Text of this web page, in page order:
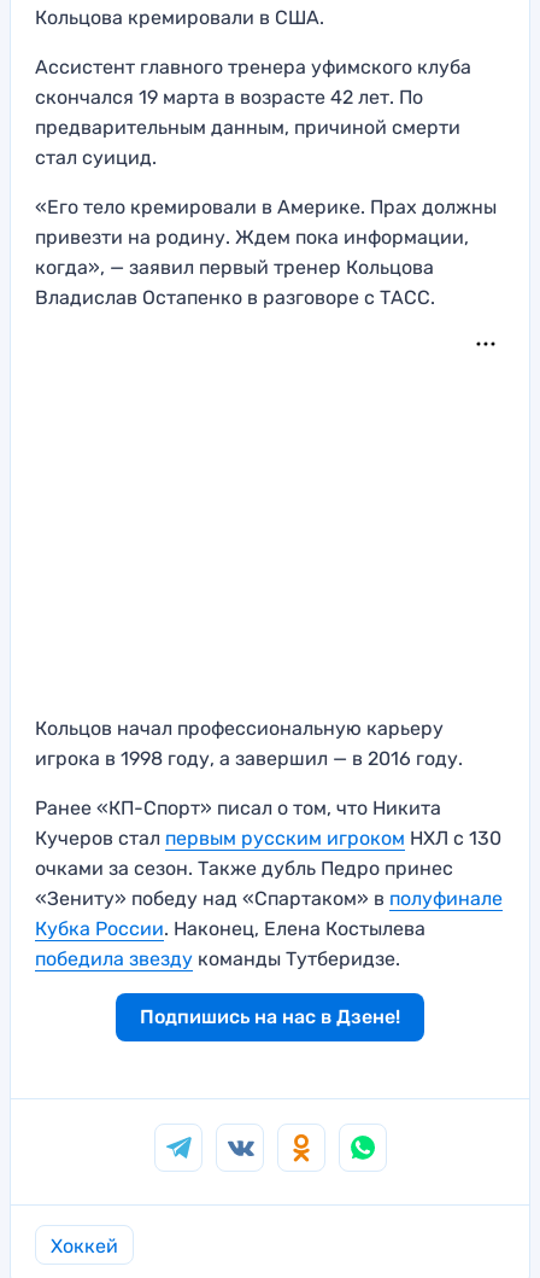
Кольцова кремировали в США.
Ассистент главного тренера уфимского клуба
скончался 19 марта в возрасте 42 лет. По
предварительным данным, причиной смерти
стал суицид.
«Его тело кремировали в Америке. Прах должны
привезти на родину. Ждем пока информации,
когда», — заявил первый тренер Кольцова
Владислав Остапенко в разговоре с ТАСС.
Кольцов начал профессиональную карьеру
игрока в 1998 году, а завершил — в 2016 году.
Ранее «КП-Спорт» писал о том, что Никита
Кучеров стал первым русским игроком НХЛ с 130
очками за сезон. Также дубль Педро принес
«Зениту» победу над «Спартаком» в полуфинале
Кубка России. Наконец, Елена Костылева
победила звезду команды Тутберидзе.
Подпишись на нас в Дзене!
Хоккей